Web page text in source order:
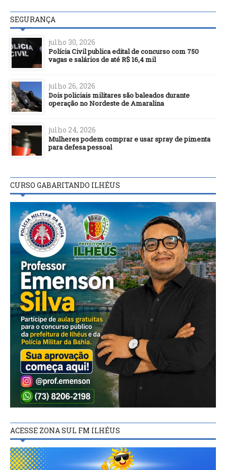
SEGURANÇA
julho 30, 2026
Polícia Civil publica edital de concurso com 750
vagas e salários de até R$ 16,4 mil
julho 26, 2026
Dois policiais militares são baleados durante
operação no Nordeste de Amaralina
julho 24, 2026
Mulheres podem comprar e usar spray de pimenta
para defesa pessoal
CURSO GABARITANDO ILHÉUS
ACESSE ZONA SUL FM ILHÉUS